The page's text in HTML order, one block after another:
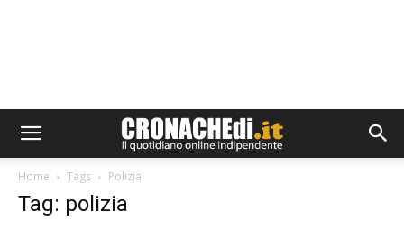
Home Tags Polizia
Tag: polizia